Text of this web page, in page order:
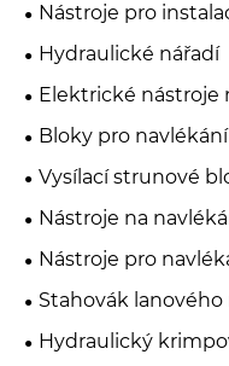
Nástroje pro
Hydraulické nářadí
Elektrické nástroje
Bloky pro
Vysílací strunové
Nástroje na
Nástroje pro
Stahovák lanového
Hydraulický